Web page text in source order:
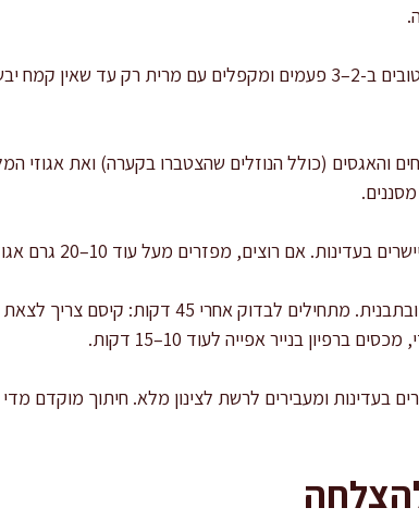
מוסיפים את תערובת היבשים לרטובים ב-2–3 פעמים ומקפלים עם
והאגסים (כולל הנוזלים שהצטברו בקערה) ואת אגוזי
מפזרים מעל עוד 10–20 גרם אגוזים קצוצים לקבלת שכבה עליונה פריכה.
אופים 45–60 דקות, תלוי בתנור ובתבנית.
בנייר אפייה לעוד 10–15 דקות.
דקות, משחררים בעדינות ומעבירים לרשת לצינון מלא. חיתוך